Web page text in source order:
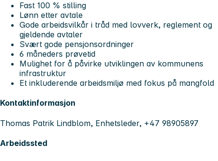
Fast 100 % stilling
Lønn etter avtale
Gode arbeidsvilkår i tråd med lovverk, reglement og
gjeldende avtaler
Svært gode pensjonsordninger
6 måneders prøvetid
Mulighet for å påvirke utviklingen av kommunens
infrastruktur
Et inkluderende arbeidsmiljø med fokus på mangfold
Kontaktinformasjon
Thomas Patrik Lindblom, Enhetsleder, +47 98905897
Arbeidssted